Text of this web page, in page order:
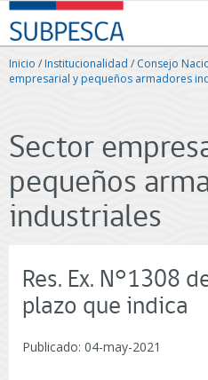
Contenido
principal
SUBPESCA
-
Subsecretaría
de
-
de
Inicio /Institucionalidad / Consejo
empresarial y pequeños armadores
Sector
pequeños
industriales
Res. Ex. N°1308
plazo que indica
Publicado: 04-may-2021